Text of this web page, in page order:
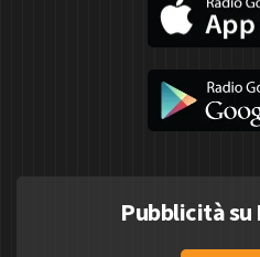
Pubblicità su